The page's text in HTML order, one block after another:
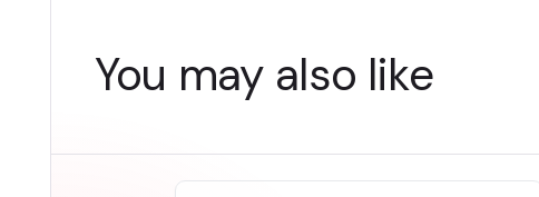
You may also like